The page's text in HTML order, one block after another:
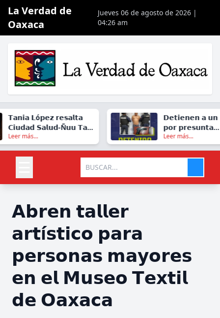
La Verdad de
Oaxaca
Jueves 06 de agosto de 2026 |
04:26 am
𝗧𝗮𝗻𝗶𝗮 𝗟ó𝗽𝗲𝘇 𝗿𝗲𝘀𝗮𝗹𝘁𝗮
𝗖𝗶𝘂𝗱𝗮𝗱 𝗦𝗮𝗹𝘂𝗱-Ñ𝘂𝘂 𝗧𝗮𝘁𝗮
𝗰𝗼𝗺𝗼 𝘂𝗻 𝗮𝗰𝘁𝗼 𝗱𝗲
𝗷𝘂𝘀𝘁𝗶𝗰𝗶𝗮 𝗽𝗮𝗿𝗮 𝗢𝗮𝘅𝗮𝗰𝗮
Leer más...
𝗗𝗲𝘁𝗶𝗲𝗻𝗲𝗻 𝗮
𝗽𝗼𝗿 𝗽𝗿𝗲𝘀𝘂𝗻𝘁𝗮
𝗽𝗼𝗿𝘁𝗮𝗰𝗶ó𝗻 𝗱𝗲
𝗳𝘂𝗲𝗴𝗼 𝗲𝗻
𝗝𝘂á𝗿𝗲𝘇
Leer más...
𝗔𝗯𝗿𝗲𝗻 𝘁𝗮𝗹𝗹𝗲𝗿
𝗮𝗿𝘁í𝘀𝘁𝗶𝗰𝗼 𝗽𝗮𝗿𝗮
𝗽𝗲𝗿𝘀𝗼𝗻𝗮𝘀 𝗺𝗮𝘆𝗼𝗿𝗲𝘀
𝗲𝗻 𝗲𝗹 𝗠𝘂𝘀𝗲𝗼 𝗧𝗲𝘅𝘁𝗶𝗹
𝗱𝗲 𝗢𝗮𝘅𝗮𝗰𝗮